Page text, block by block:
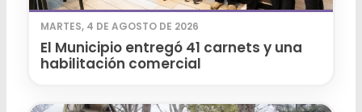
MARTES, 4 DE AGOSTO DE 2026
El Municipio entregó 41 carnets y una
habilitación comercial